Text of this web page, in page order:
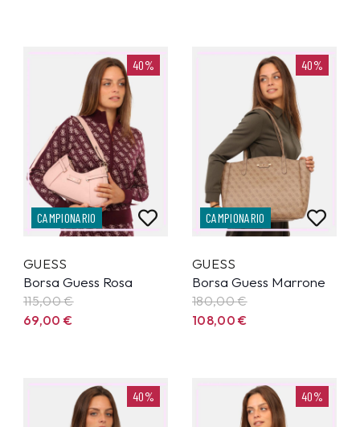
40%
CAMPIONARIO
GUESS
Borsa Guess Rosa
115,00€
69,00€
40%
CAMPIONARIO
GUESS
Borsa Guess Marrone
180,00€
108,00€
40% 40%